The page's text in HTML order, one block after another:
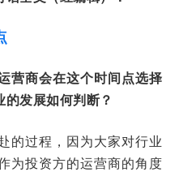
营商会在这个时间点选择
发展如何判断？
的过程，因为大家对行业
为投资方的运营商的角度